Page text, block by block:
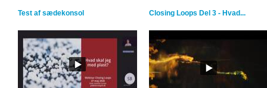
Test af sædekonsol Closing Loops Del 3 - Hvad...